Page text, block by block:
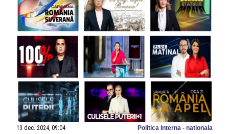
13 dec. 2024, 09:04 Politica Interna - nationala